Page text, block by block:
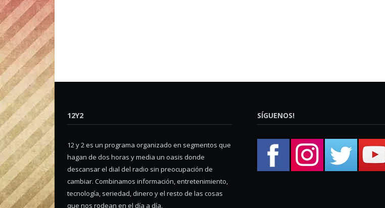
12Y2
12 y 2 es un programa organizado en segmentos que
hagan de dos horas y media un oasis donde
descansar el dial del radio sin preocupación de
cambiar. Combinamos información, entretenimiento,
tecnología, seriedad, dinero y el resto de las cosas
que nos rodean en el día a día.
SÍGUENOS!